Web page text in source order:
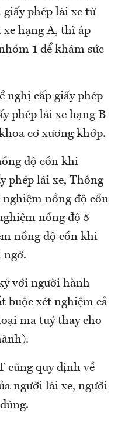
giấy phép lái xe từ
xe hạng A, thì áp
1 để khám sức
nghị cấp giấy phép
phép lái xe hạng B
cơ xương khớp.
độ cồn khi
phép lái xe, Thông
nồng độ cồn
nồng độ 5
nồng độ cồn khi
ngờ.
với người hành
buộc xét nghiệm cả
ma tuý thay cho
cũng quy định về
người lái xe, người